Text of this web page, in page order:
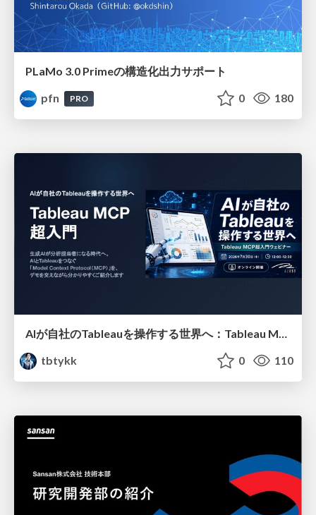
PLaMo 3.0 Primeの構造化出力サポート
pfn
PRO 0 180
AIが自社のTableauを操作する世界へ：Tableau MCP超入門
tbtykk
0 110